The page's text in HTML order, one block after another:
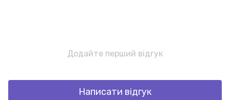
Додайте перший відгук
Написати відгук